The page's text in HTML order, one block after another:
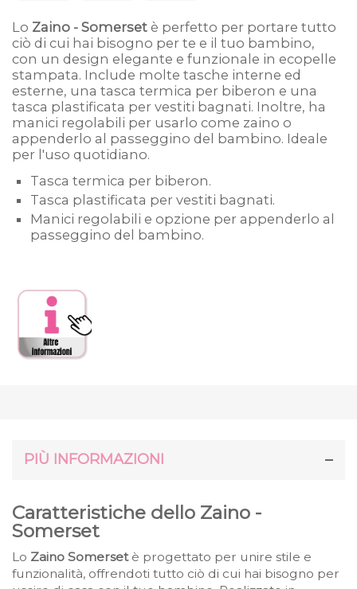
Lo Zaino - Somerset è perfetto per portare tutto
ciò di cui hai bisogno per te e il tuo bambino,
con un design elegante e funzionale in ecopelle
stampata. Include molte tasche interne ed
esterne, una tasca termica per biberon e una
tasca plastificata per vestiti bagnati. Inoltre, ha
manici regolabili per usarlo come zaino o
appenderlo al passeggino del bambino. Ideale
per l'uso quotidiano.
Tasca termica per biberon.
Tasca plastificata per vestiti bagnati.
Manici regolabili e opzione per appenderlo al
passeggino del bambino.
PIÙ INFORMAZIONI
Caratteristiche dello Zaino -
Somerset
Lo Zaino Somersetè progettato per unire stile e
funzionalità, offrendoti tutto ciò di cui hai bisogno per